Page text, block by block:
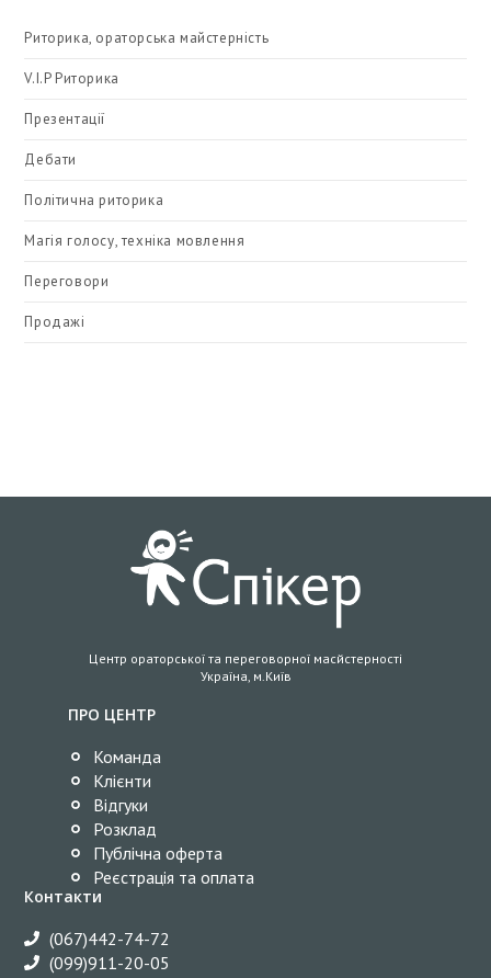
Риторика, ораторська майстерність
V.I.P Риторика
Презентації
Дебати
Політична риторика
Магія голосу, техніка мовлення
Переговори
Продажі
Центр ораторської та переговорної масйстерності
Україна, м.Київ
ПРО ЦЕНТР
Команда
Клієнти
Відгуки
Розклад
Публічна оферта
Реєстрація та оплата
Контакти
(067)442-74-72
(099)911-20-05